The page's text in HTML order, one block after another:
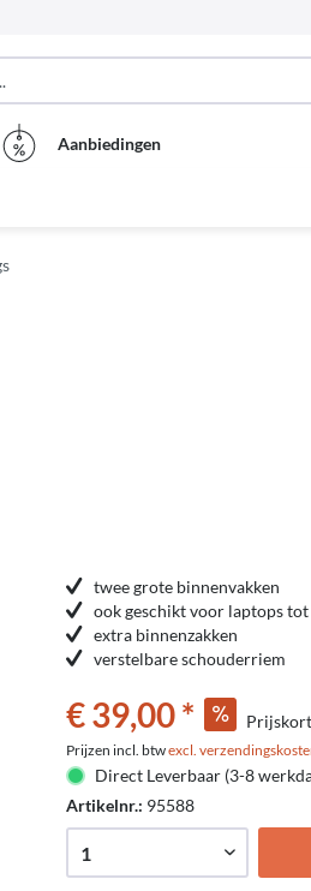
Aanbiedingen
twee grote binnenvakken
ook geschikt voor laptops tot
extra binnenzakken
verstelbare schouderriem
€ 39,00 *
Prijzen incl. btwexcl.
Direct Leverbaar (3-8
Artikelnr.: 95588